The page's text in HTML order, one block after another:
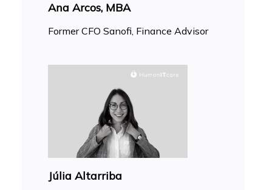
Ana Arcos, MBA
Former CFO Sanofi, Finance Advisor
Júlia Altarriba